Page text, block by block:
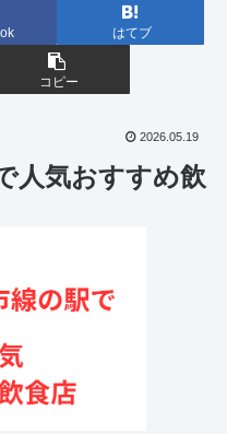
はてブ
コピー
2026.05.19
人気おすすめ飲